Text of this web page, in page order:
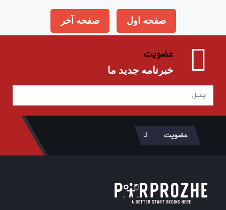
صفحه اول صفحه آخر
عضویت
خبرنامه جدید ما
عضویت